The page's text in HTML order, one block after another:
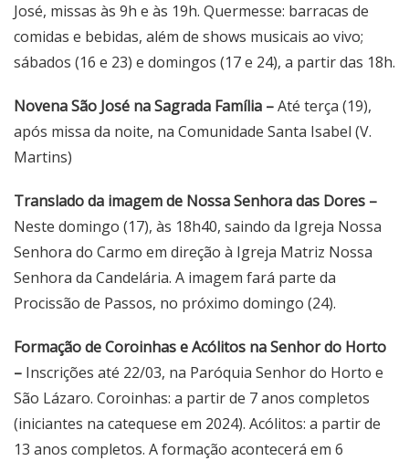
José, missas às 9h e às 19h. Quermesse: barracas de
comidas e bebidas, além de shows musicais ao vivo;
sábados (16 e 23) e domingos (17 e 24), a partir das 18h.
­Novena São José na Sagrada Família –Até terça (19),
após missa da noite, na Comunidade Santa Isabel (V.
Martins)
Translado da imagem de Nossa Senhora das Dores –
Neste domingo (17), às 18h40, saindo da Igreja Nossa
Senhora do Carmo em direção à Igreja Matriz Nossa
Senhora da Candelária. A imagem fará parte da
Procissão de Passos, no próximo domingo (24).
Formação de Coroinhas e Acólitos na Senhor do Horto
– Inscrições até 22/03, na Paróquia Senhor do Horto e
São Lázaro. Coroinhas: a partir de 7 anos completos
(iniciantes na catequese em 2024). Acólitos: a partir de
13 anos completos. A formação acontecerá em 6